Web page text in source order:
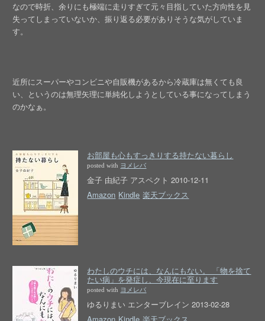
なので時折、余りにも極端に走りすぎて元々目指していた方向性を見
失ってしまっていないか、振り返る必要がありそうな気がしていま
す。
近所にスーパーやコンビニや自販機があるから冷蔵庫は無くても良
い、というのは無理矢理に単純化しようとしている事になってしまう
のかなぁ。
お部屋も心もすっきりする持たない暮らし
posted with ヨメレバ
金子 由紀子 アスペクト 2010-12-11
Amazon Kindle 楽天ブックス
わたしのウチには、なんにもない。 「物を捨て
たい病」を発症し、今現在に至ります
posted with ヨメレバ
ゆるりまい エンターブレイン 2013-02-28